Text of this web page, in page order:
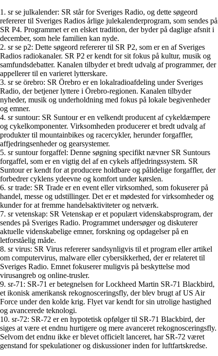
1. sr se julkalender: SR står for Sveriges Radio, og dette søgeord
refererer til Sveriges Radios årlige julekalenderprogram, som sendes på
SR P4. Programmet er en elsket tradition, der byder på daglige afsnit i
december, som hele familien kan nyde.
2. sr se p2: Dette søgeord refererer til SR P2, som er en af Sveriges
Radios radiokanaler. SR P2 er kendt for sit fokus på kultur, musik og
samfundsdebatter. Kanalen tilbyder et bredt udvalg af programmer, der
appellerer til en varieret lytterskare.
3. sr se örebro: SR Örebro er en lokalradioafdeling under Sveriges
Radio, der betjener lyttere i Örebro-regionen. Kanalen tilbyder
nyheder, musik og underholdning med fokus på lokale begivenheder
og emner.
4. sr suntour: SR Suntour er en velkendt producent af cykeldæmpere
og cykelkomponenter. Virksomheden producerer et bredt udvalg af
produkter til mountainbikes og racercykler, herunder forgaffler,
affjedringsenheder og gearsystemer.
5. sr suntour forgaffel: Denne søgning specifikt nævner SR Suntours
forgaffel, som er en vigtig del af en cykels affjedringssystem. SR
Suntour er kendt for at producere holdbare og pålidelige forgaffler, der
forbedrer cyklens ydeevne og komfort under kørslen.
6. sr trade: SR Trade er en event eller virksomhed, som fokuserer på
handel, messe og udstillinger. Det er et mødested for virksomheder og
kunder for at fremme handelsaktiviteter og netværk.
7. sr vetenskap: SR Vetenskap er et populært videnskabsprogram, der
sendes på Sveriges Radio. Programmet undersøger og diskuterer
aktuelle videnskabelige emner, forskning og opdagelser på en
letforståelig måde.
8. sr virus: SR Virus refererer sandsynligvis til et program eller artikel
om computervirus, malware eller cybersikkerhed, der er relateret til
Sveriges Radio. Emnet fokuserer muligvis på beskyttelse mod
virusangreb og online-trusler.
9. sr-71: SR-71 er betegnelsen for Lockheed Martin SR-71 Blackbird,
et ikonisk amerikansk rekognosceringsfly, der blev brugt af US Air
Force under den kolde krig. Flyet var kendt for sin utrolige hastighed
og avancerede teknologi.
10. sr-72: SR-72 er en hypotetisk opfølger til SR-71 Blackbird, der
siges at være et endnu hurtigere og mere avanceret rekognosceringsfly.
Selvom det endnu ikke er blevet officielt lanceret, har SR-72 været
genstand for spekulationer og diskussioner inden for luftfartskredse.